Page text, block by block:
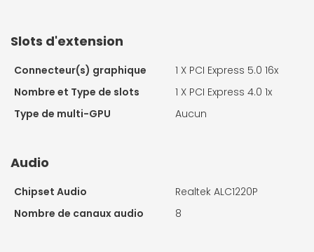
Slots d'extension
Connecteur(s) graphique 1 X PCI Express 5.0 16x
Nombre et Type de slots
1 X PCI Express 4.0 1x
Type de multi-GPU
Aucun
Audio
Chipset Audio
Realtek ALC1220P
Nombre de canaux audio
8